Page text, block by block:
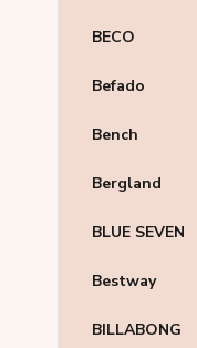
BECO
Befado
Bench
Bergland
BLUE SEVEN
Bestway
BILLABONG